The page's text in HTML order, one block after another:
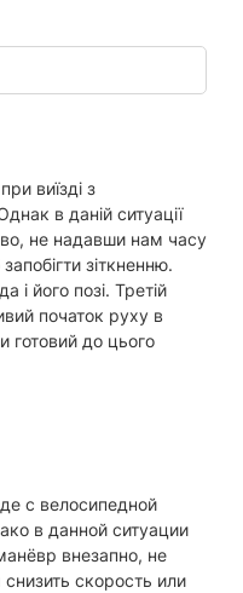
виїзді з
в даній ситуації
не надавши нам часу
зіткненню.
і його позі. Третій
початок руху в
готовий до цього
с велосипедной
в данной ситуации
внезапно, не
скорость или